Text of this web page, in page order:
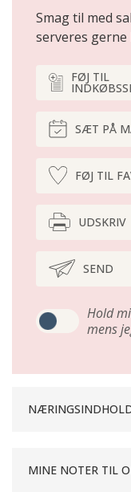
Smag til med
serveres gerne
FØJ TIL
SÆT PÅ
FØJ TIL
UDSKRIV
SEND
Hold
mens
MINE NOTER TIL